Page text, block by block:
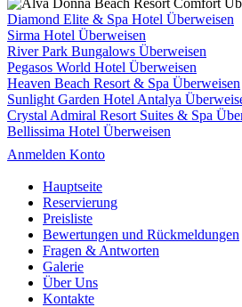
Diamond Elite & Spa Hotel Überweisen
Sirma Hotel Überweisen
River Park Bungalows Überweisen
Pegasos World Hotel Überweisen
Heaven Beach Resort & Spa Überweisen
Sunlight Garden Hotel Antalya
Crystal Admiral Resort Suites & Spa
Bellissima Hotel Überweisen
Anmelden Konto
Hauptseite
Reservierung
Preisliste
Bewertungen und Rückmeldungen
Fragen & Antworten
Galerie
Über Uns
Kontakte